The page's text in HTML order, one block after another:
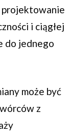
projektowanie
i ciągłej
do jednego
może być
z